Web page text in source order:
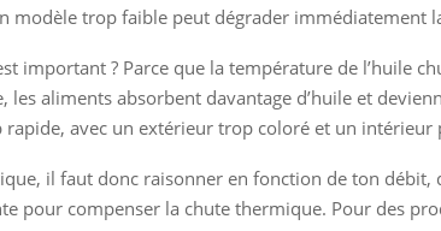
modèle trop faible peut dégrader immédiatement
important ? Parce que la température de l’huile
les aliments absorbent davantage d’huile et
rapide, avec un extérieur trop coloré et un intérieur
il faut donc raisonner en fonction de ton
pour compenser la chute thermique. Pour des